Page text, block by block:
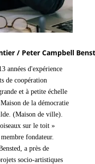
/ Peter Campbell
années d'expérience
de coopération
et à petite échelle
de la démocratie
(Maison de ville).
sur le toit »
fondateur.
a près de
socio-artistiques